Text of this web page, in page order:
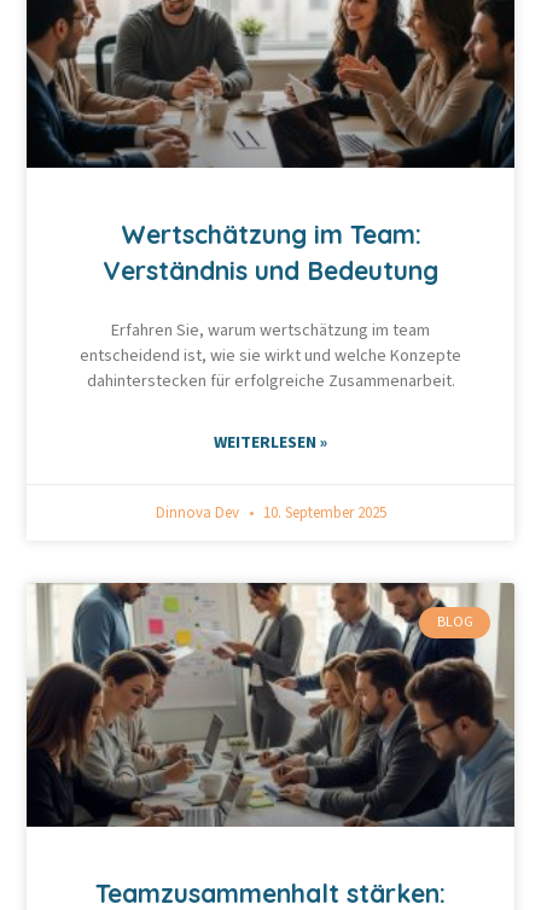
Wertschätzung im Team:
Verständnis und Bedeutung
Erfahren Sie, warum wertschätzung im team
entscheidend ist, wie sie wirkt und welche Konzepte
dahinterstecken für erfolgreiche Zusammenarbeit.
WEITERLESEN »
Dinnova Dev 10. September 2025
BLOG
Teamzusammenhalt stärken: